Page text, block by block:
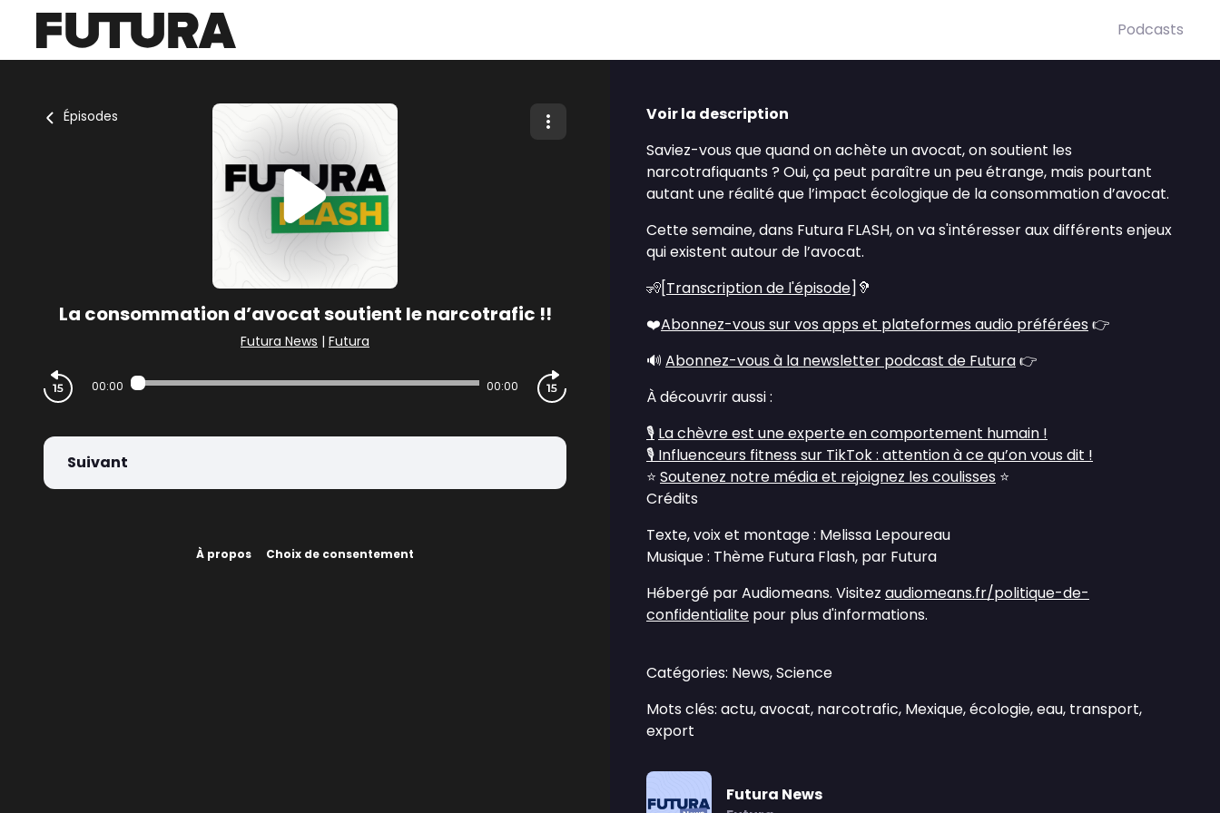
Podcasts
Épisodes
La consommation d’avocat soutient le narcotrafic !!
Futura News | Futura
00:00 00:00
Suivant
À propos Choix de consentement
Voir la description
Saviez-vous que quand on achète un avocat, on soutient les
narcotrafiquants ? Oui, ça peut paraître un peu étrange, mais pourtant
autant une réalité que l’impact écologique de la consommation d’avocat.
Cette semaine, dans Futura FLASH, on va s'intéresser aux différents enjeux
qui existent autour de l’avocat.
🧏[Transcription de l'épisode]🦻
❤️Abonnez-vous sur vos apps et plateformes audio préférées 👉
🔊 Abonnez-vous à la newsletter podcast de Futura👉
À découvrir aussi :
🎙️ La chèvre est une experte en comportement humain !
🎙️ Influenceurs fitness sur TikTok : attention à ce qu’on vous dit !
⭐ Soutenez notre média et rejoignez les coulisses ⭐
Crédits
Texte, voix et montage : Melissa Lepoureau
Musique : Thème Futura Flash, par Futura
Hébergé par Audiomeans. Visitez audiomeans.fr/politique-de-
confidentialite pour plus d'informations.
Catégories: News, Science
Mots clés: actu, avocat, narcotrafic, Mexique, écologie, eau, transport,
export
Futura News